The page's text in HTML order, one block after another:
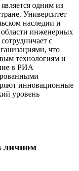
одним из
Университет
наследии и
области инженерных
с
что
технологиям и
в РИА
инновационные
уровень
личном